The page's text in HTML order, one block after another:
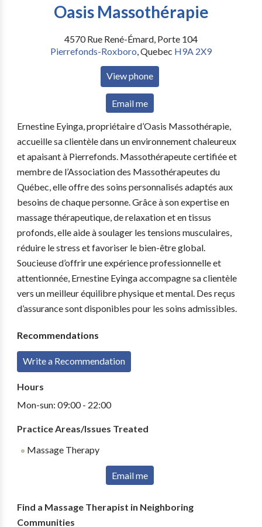
Oasis Massothérapie
4570 Rue René-Émard, Porte 104
Pierrefonds-Roxboro,Quebec H9A 2X9
View phone
Email me
Ernestine Eyinga, propriétaire d’Oasis Massothérapie,
accueille sa clientèle dans un environnement chaleureux
et apaisant à Pierrefonds. Massothérapeute certifiée et
membre de l’Association des Massothérapeutes du
Québec, elle offre des soins personnalisés adaptés aux
besoins de chaque personne. Grâce à son expertise en
massage thérapeutique, de relaxation et en tissus
profonds, elle aide à soulager les tensions musculaires,
réduire le stress et favoriser le bien-être global.
Soucieuse d’offrir une expérience professionnelle et
attentionnée, Ernestine Eyinga accompagne sa clientèle
vers un meilleur équilibre physique et mental. Des reçus
d’assurance sont disponibles pour les soins admissibles.
Recommendations
Write a Recommendation
Hours
Mon-sun: 09:00 - 22:00
Practice Areas/Issues Treated
Massage Therapy
Email me
Find a Massage Therapist in Neighboring
Communities